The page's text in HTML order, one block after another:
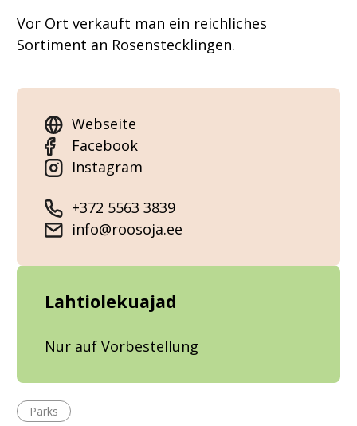
Vor Ort verkauft man ein reichliches
Sortiment an Rosenstecklingen.
Webseite
Facebook
Instagram
+372 5563 3839
info@roosoja.ee
Lahtiolekuajad
Nur auf Vorbestellung
Parks